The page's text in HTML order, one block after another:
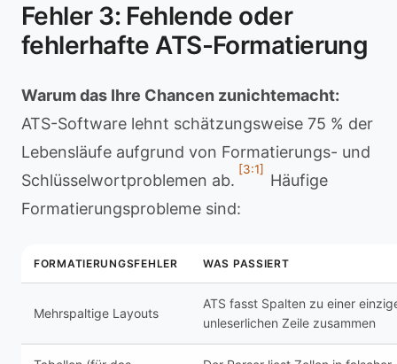
Fehler 3: Fehlende oder
fehlerhafte ATS-Formatierung
Warum das Ihre Chancen zunichtemacht:
ATS-Software lehnt schätzungsweise 75 % der
Lebensläufe aufgrund von Formatierungs- und
Schlüsselwortproblemen ab.
[3:1]
Häufige
Formatierungsprobleme sind:
FORMATIERUNGSFEHLER WAS PASSIERT
Mehrspaltige Layouts
ATS fasst Spalten zu einer
unleserlichen Zeile zusammen